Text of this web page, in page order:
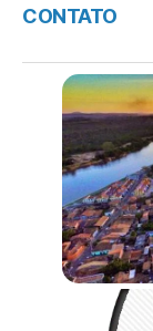
CONTATO